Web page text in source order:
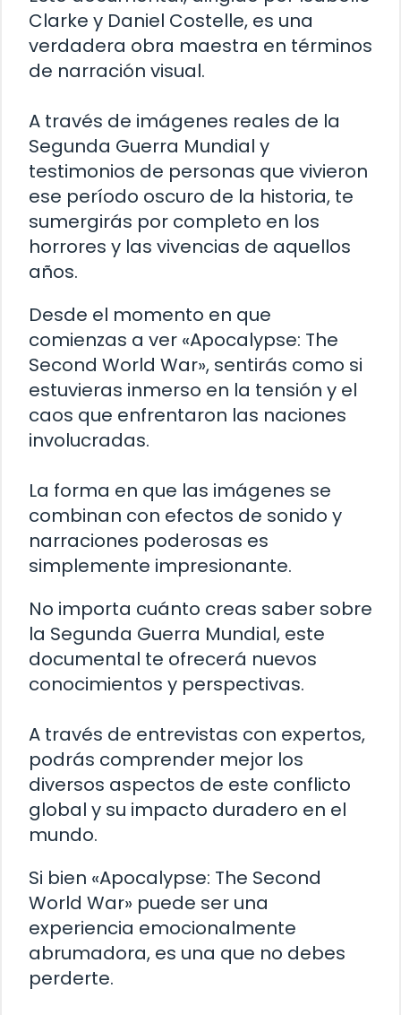
Clarke y Daniel Costelle, es una
verdadera obra maestra en términos
de narración visual.
A través de imágenes reales de la
Segunda Guerra Mundial y
testimonios de personas que vivieron
ese período oscuro de la historia, te
sumergirás por completo en los
horrores y las vivencias de aquellos
años.
Desde el momento en que
comienzas a ver «Apocalypse: The
Second World War», sentirás como si
estuvieras inmerso en la tensión y el
caos que enfrentaron las naciones
involucradas.
La forma en que las imágenes se
combinan con efectos de sonido y
narraciones poderosas es
simplemente impresionante.
No importa cuánto creas saber sobre
la Segunda Guerra Mundial, este
documental te ofrecerá nuevos
conocimientos y perspectivas.
A través de entrevistas con expertos,
podrás comprender mejor los
diversos aspectos de este conflicto
global y su impacto duradero en el
mundo.
Si bien «Apocalypse: The Second
World War» puede ser una
experiencia emocionalmente
abrumadora, es una que no debes
perderte.